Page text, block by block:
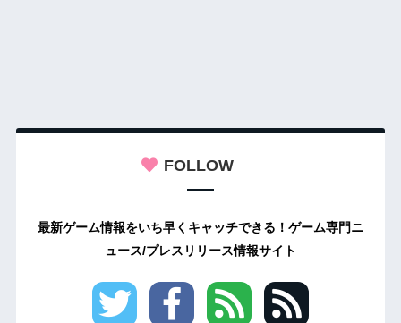
FOLLOW
最新ゲーム情報をいち早くキャッチできる！ゲーム専門ニ
ュース/プレスリリース情報サイト